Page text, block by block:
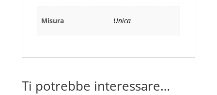
Misura Unica
Ti potrebbe interessare…